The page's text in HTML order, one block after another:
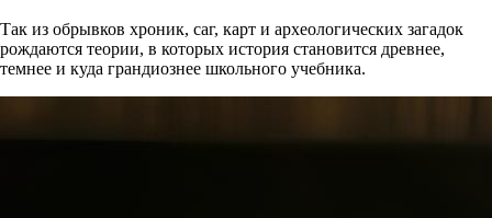
Так из обрывков хроник, саг, карт и археологических загадок
рождаются теории, в которых история становится древнее,
темнее и куда грандиознее школьного учебника.